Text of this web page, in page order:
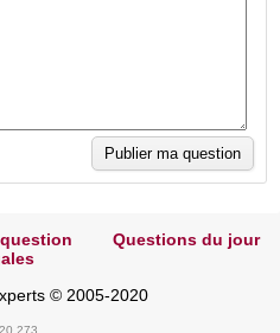
Questions du jour
© 2005-2020